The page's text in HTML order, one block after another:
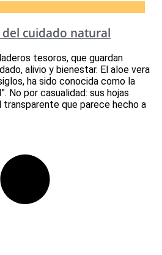
cuidado natural
tesoros, que guardan
alivio y bienestar. El aloe vera
ha sido conocida como la
No por casualidad: sus hojas
transparente que parece hecho a